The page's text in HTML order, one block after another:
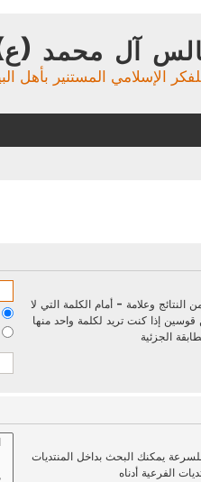
آل محمد
الإسلامي المستنير بأهل
النتائج وعلامة - أمام الكلمة التي لا
قوسين إذا كنت تريد لكلمة واحد منها
الجزئية
يمكنك البحث بداخل المنتديات
الفرعية أدناه